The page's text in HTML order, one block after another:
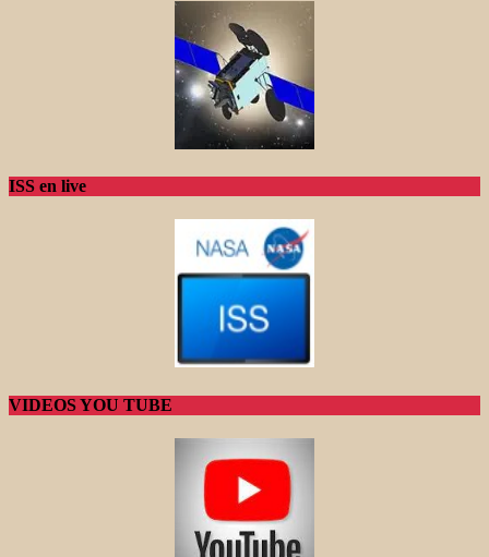
ISS en live
VIDEOS YOU TUBE